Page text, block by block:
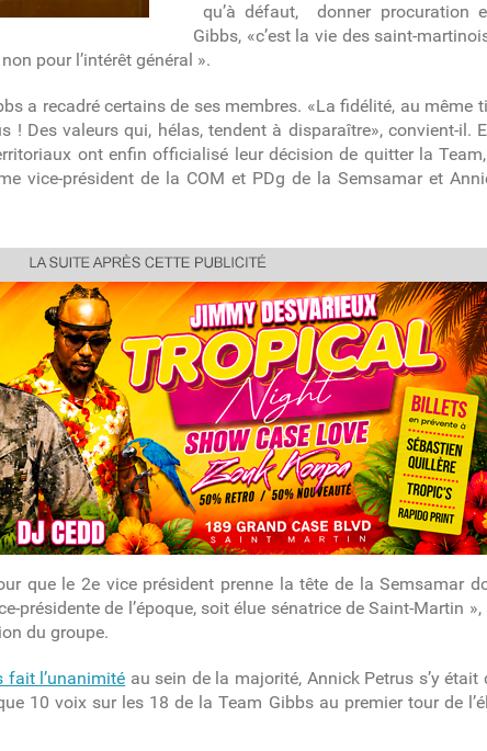
qu’à défaut, donner procuration
Gibbs, «c’est la vie des saint-
pour l’intérêt général ».
a recadré certains de ses membres. «La fidélité, au même
Des valeurs qui, hélas, tendent à disparaître», convient-il.
ont enfin officialisé leur décision de quitter la
vice-président de la COM et PDg de la Semsamar et
que le 2e vice président prenne la tête de la Semsamar
présidente de l’époque, soit élue sénatrice de Saint-Martin
du groupe.
fait l’unanimité au sein de la majorité, Annick Petrus s’y était
10 voix sur les 18 de la Team Gibbs au premier tour de